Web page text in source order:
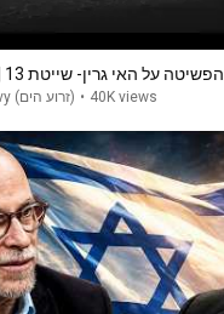
הפשיטה על האי גרין- שייטת 13 | זרוע הים
Israeli Navy (‫זרוע הים‬‎) • 40K views